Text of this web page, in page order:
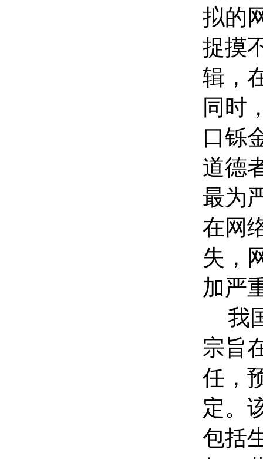
拟的
捉摸
辑，
同时
口铄
道德
最为
在网
失，
加严
我
宗旨
任，
定。
包括